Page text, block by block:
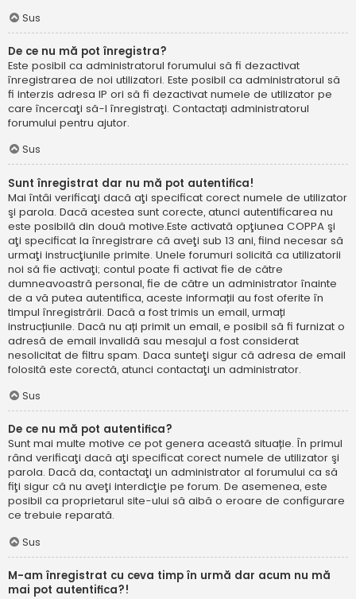
Sus
De ce nu mă pot înregistra?
Este posibil ca administratorul forumului să fi dezactivat
înregistrarea de noi utilizatori. Este posibil ca administratorul să
fi interzis adresa IP ori să fi dezactivat numele de utilizator pe
care încercaţi să-l înregistraţi. Contactați administratorul
forumului pentru ajutor.
Sus
Sunt înregistrat dar nu mă pot autentifica!
Mai întâi verificaţi dacă aţi specificat corect numele de utilizator
şi parola. Dacă acestea sunt corecte, atunci autentificarea nu
este posibilă din două motive.Este activată opţiunea COPPA şi
aţi specificat la înregistrare că aveţi sub 13 ani, fiind necesar să
urmaţi instrucţiunile primite. Unele forumuri solicită ca utilizatorii
noi să fie activaţi; contul poate fi activat fie de către
dumneavoastră personal, fie de către un administrator înainte
de a vă putea autentifica, aceste informații au fost oferite în
timpul înregistrării. Dacă a fost trimis un email, urmați
instrucțiunile. Dacă nu ați primit un email, e posibil să fi furnizat o
adresă de email invalidă sau mesajul a fost considerat
nesolicitat de filtru spam. Daca sunteţi sigur că adresa de email
folosită este corectă, atunci contactaţi un administrator.
Sus
De ce nu mă pot autentifica?
Sunt mai multe motive ce pot genera această situație. În primul
rând verificaţi dacă aţi specificat corect numele de utilizator şi
parola. Dacă da, contactaţi un administrator al forumului ca să
fiţi sigur că nu aveţi interdicţie pe forum. De asemenea, este
posibil ca proprietarul site-ului să aibă o eroare de configurare
ce trebuie reparată.
Sus
M-am înregistrat cu ceva timp în urmă dar acum nu mă
mai pot autentifica?!